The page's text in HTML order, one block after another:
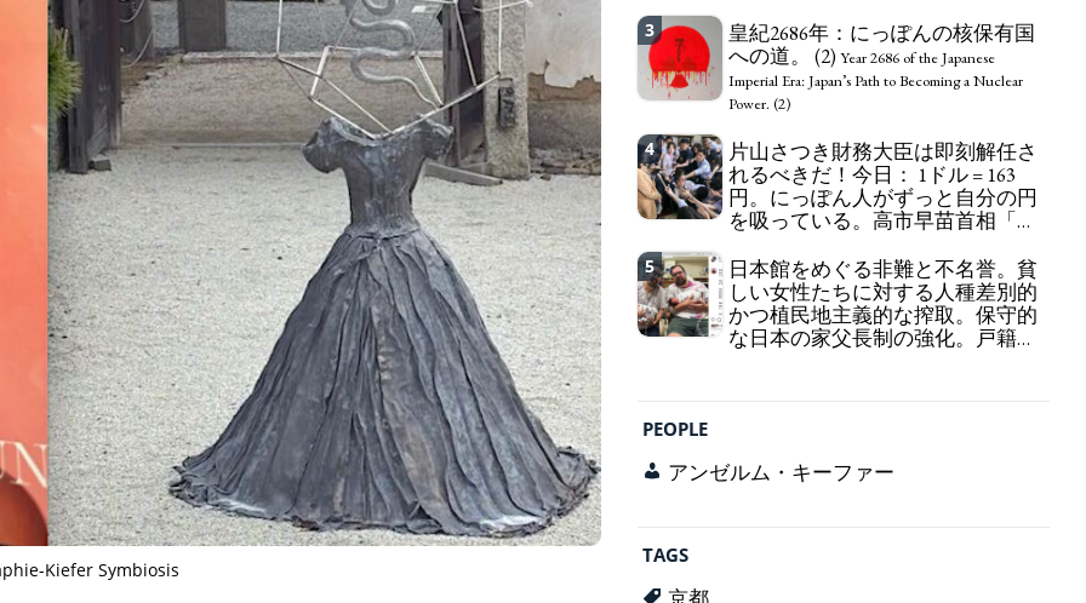
Kiefer Symbiosis
die to set me free" - Sanae, a Japanese woman who
is sleepless, sexless, depressive and wallowing in
self-pity: destruction as a guidepost.
3
皇紀2686年：にっぽんの核保有国
への道。 (2) Year 2686 of the Japanese
Imperial Era: Japan’s Path to Becoming a Nuclear
Power. (2)
4
片山さつき財務大臣は即刻解任さ
れるべきだ！今日： 1ドル = 163
円。にっぽん人がずっと自分の円
を吸っている。高市早苗首相「円
ットを強調 Finance Minister KATAYAMA
Satsuki should be fired immediately! Today: 1 US$ =
163 Yen. The Japanese Have Long Been Draining
Their Own Yen. Prime Minister TAKAICHI
5
日本館をめぐる非難と不名誉。貧
しい女性たちに対する人種差別的
かつ植民地主義的な搾取。保守的
な日本の家父長制の強化。戸籍制
registration system. Reinforcement of
PEOPLE
アンゼルム・キーファー
TAGS
京都